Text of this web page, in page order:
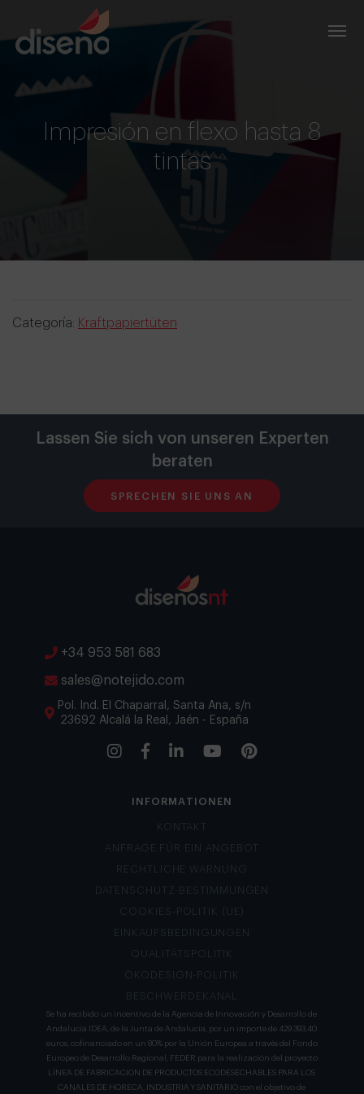
Impresión en flexo hasta 8
tintas
Categoría: Kraftpapiertüten
Lassen Sie sich von unseren Experten
beraten
SPRECHEN SIE UNS AN
+34 953 581 683
sales@notejido.com
Pol. Ind. El Chaparral, Santa Ana, s/n
23692 Alcalá la Real, Jaén - España
INFORMATIONEN
KONTAKT
ANFRAGE FÜR EIN ANGEBOT
RECHTLICHE WARNUNG
DATENSCHUTZ-BESTIMMUNGEN
COOKIES-POLITIK (UE)
EINKAUFSBEDINGUNGEN
QUALITÄTSPOLITIK
ÖKODESIGN-POLITIK
BESCHWERDEKANAL
Se ha recibido un incentivo de la Agencia de Innovación y Desarrollo de
Andalucía IDEA, de la Junta de Andalucía, por un importe de 429.393,40
euros, cofinanciado en un 80% por la Unión Europea a través del Fondo
Europeo de Desarrollo Regional, FEDER para la realización del proyecto
LÍNEA DE FABRICACION DE PRODUCTOS ECODESECHABLES PARA LOS
CANALES DE HORECA, INDUSTRIA Y SANITARIO con el objetivo de